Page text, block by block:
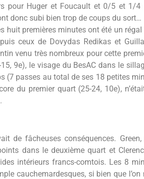
pour Huger et Foucault et 0/5 et 1/4
donc subi bien trop de coups du sort…
huit premières minutes ont été un régal
ceux de Dovydas Redikas et
venu très nombreux pour cette
9e), le visage du BesAC dans le
(7 passes au total de ses 18 petites
du premier quart (25-24, 10e),
de fâcheuses conséquences.
dans le deuxième quart et
intérieurs francs-comtois. Les 8
cauchemardesques, si bien que l’on